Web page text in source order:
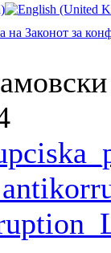
Законот за